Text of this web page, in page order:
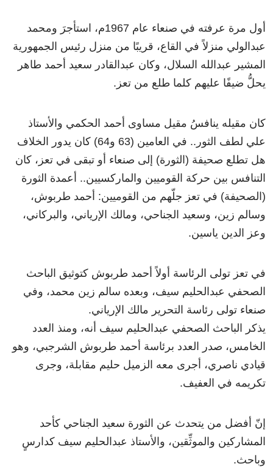
أول مرة عرفته في صنعاء عام 1967م، استأجرَ ومحمد
عبدالولي منزلاً في القاع، قريبًا من منزل رئيس الجمهورية
المشير عبدالله السلال، وكان عبدالقادر سعيد أحمد طاهر
يحلُّ ضيفًا عليهم كلما طلع من تعز.
كان مقيله ينافسُ مقيل مساوى أحمد الحكمي والأستاذ
علي لطف الثور.. في العامين (63 و64) كان يدور الخلاف
هل تطلع صحيفة (الثورة) إلى صنعاء أو تبقى في تعز، كان
التنافس بين حركة القوميين والماركسيين.. أعمدة الثورة
(الصحيفة) في تعز جلّهم من القوميين: أحمد طربوش،
وسالم زين، وسعيد الجناحي، ومالك الإرياني، والبركاني،
وعز الدين ياسين.
في تعز تولى الرئاسة أولاً أحمد طربوش كتوثيق الباحث
الصحفي عبدالحليم سيف، وبعده سالم زين محمد، وفي
صنعاء تولى رئاسة التحرير مالك الإرياني.
يذكر الباحث الصحفي عبدالحليم سيف أنه، ومنذ العدد
الخامس، صدر العدد برئاسة أحمد طربوش الشرجبي، وهو
قيادي ناصري، أجرى معه الزميل حليم مقابلة، وجرى
تكريمه في العفيف.
إنّ أفضل من يتحدث عن الثورة سعيد الجناحي كأحد
المشاركين والموثِّقين، والأستاذ عبدالحليم سيف كدارسٍ
وباحث.